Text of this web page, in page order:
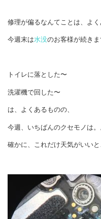
修理が偏るなんてことは、よく
今週末は水没のお客様が続きま
トイレに落とした〜
洗濯機で回した〜
は、よくあるものの、
今週、いちばんのクセモノは
確かに、これだけ天気がいい